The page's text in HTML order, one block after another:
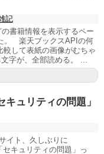
記
書籍情報を表示するペー
。 楽天ブックスAPIの何
較して表紙の画像がむちゃ
字が、全部読める。 ...
ュリティの問題」
イト、久しぶりに
セキュリティの問題」っ